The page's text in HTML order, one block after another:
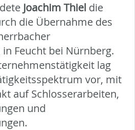
Joachim Thiel die
die Übernahme des
Feucht bei Nürnberg.
lag
vor, mit
auf Schlosserarbeiten,
und